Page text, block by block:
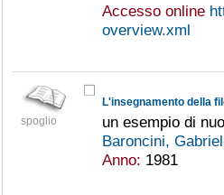
Accesso online
overview.xml
spoglio
un esempio di
Baroncini,
Anno: 1981